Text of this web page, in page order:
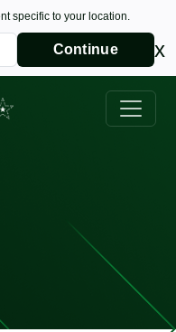
specific to your location.
Continue x